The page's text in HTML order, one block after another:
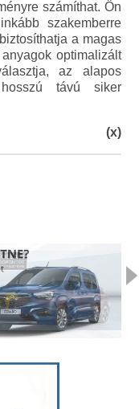
számíthat. Ön
szakemberre
a magas
optimalizált
az alapos
távú siker
(x)